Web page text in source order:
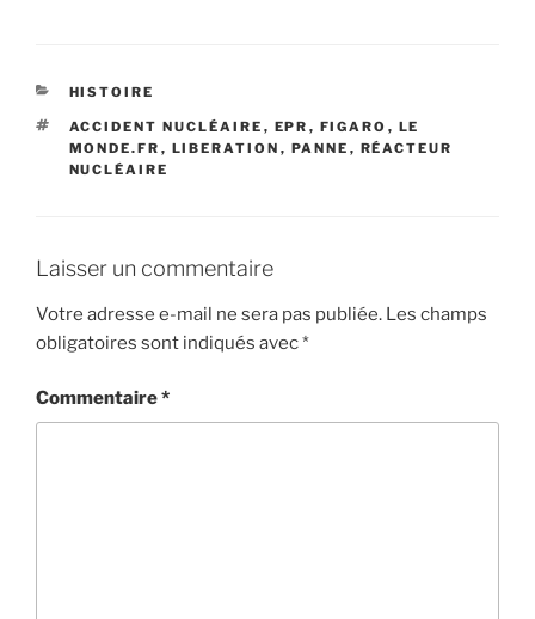
CATÉGORIES
HISTOIRE
ÉTIQUETTES
ACCIDENT NUCLÉAIRE , EPR , FIGARO , LE
MONDE.FR , LIBERATION , PANNE , RÉACTEUR
NUCLÉAIRE
Laisser un commentaire
Votre adresse e-mail ne sera pas publiée. Les champs
obligatoires sont indiqués avec*
Commentaire*